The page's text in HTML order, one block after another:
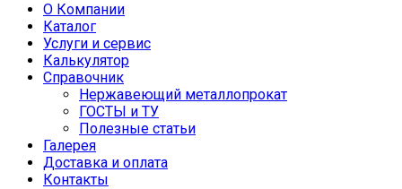
О Компании
Каталог
Услуги и сервис
Калькулятор
Справочник
Нержавеющий металлопрокат
ГОСТЫ и ТУ
Полезные статьи
Галерея
Доставка и оплата
Контакты